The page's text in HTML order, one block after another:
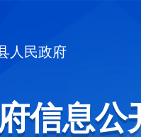
人民政府
信息公